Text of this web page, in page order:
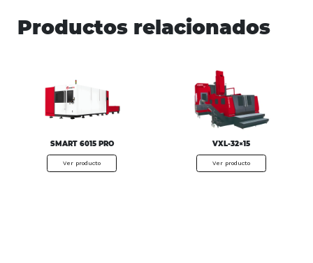
Productos relacionados
SMART 6015 PRO
Ver producto
VXL-32×15
Ver producto